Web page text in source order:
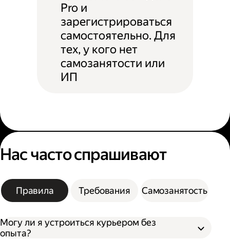
Pro и
зарегистрироваться
самостоятельно. Для
тех, у кого нет
самозанятости или
ИП
Нас часто спрашивают
Правила Требования Самозанятость
Могу ли я устроиться курьером без
опыта?